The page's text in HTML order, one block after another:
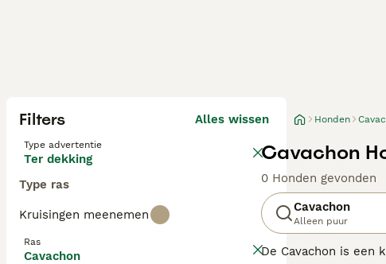
Filters Alles wissen
Type advertentie
Ter dekking
Type ras
Kruisingen meenemen
Ras
Cavachon
Honden
Cavachon
0 Honden gevonden
Cavachon
Alleen puur
De Cavachon is een